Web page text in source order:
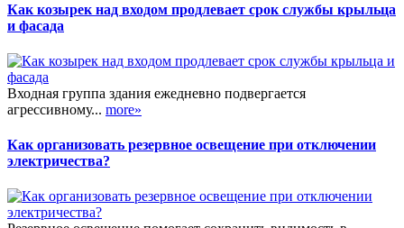
Как козырек над входом продлевает срок службы крыльца
и фасада
Входная группа здания ежедневно подвергается
агрессивному... more»
Как организовать резервное освещение при отключении
электричества?